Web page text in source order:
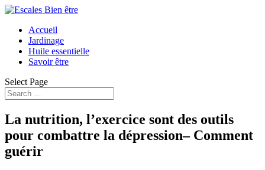
Accueil
Jardinage
Huile essentielle
Savoir être
Select Page
La nutrition, l’exercice sont des outils
pour combattre la dépression– Comment
guérir